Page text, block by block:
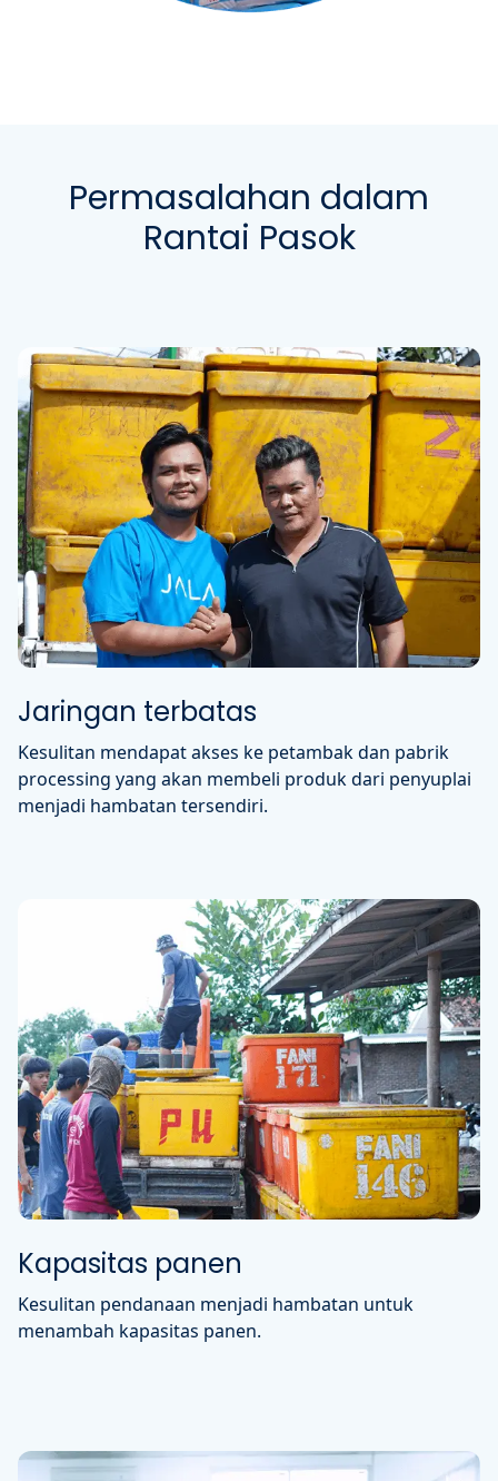
Permasalahan dalam
Rantai Pasok
Jaringan terbatas
Kesulitan mendapat akses ke petambak dan pabrik
processing yang akan membeli produk dari penyuplai
menjadi hambatan tersendiri.
Kapasitas panen
Kesulitan pendanaan menjadi hambatan untuk
menambah kapasitas panen.